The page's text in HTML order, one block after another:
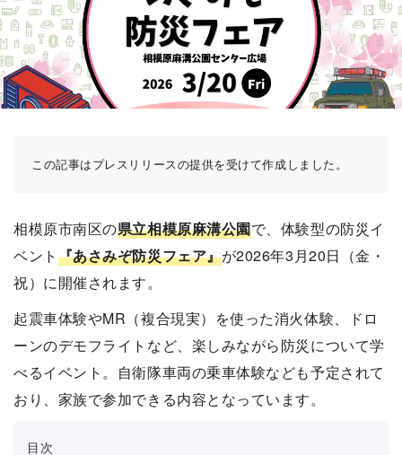
この記事はプレスリリースの提供を受けて作成しました。
相模原市南区の県立相模原麻溝公園で、体験型の防災イ
ベント 『あさみぞ防災フェア』が2026年3月20日（金・
祝）に開催されます。
起震車体験やMR（複合現実）を使った消火体験、ドロ
ーンのデモフライトなど、楽しみながら防災について学
べるイベント。自衛隊車両の乗車体験なども予定されて
おり、家族で参加できる内容となっています。